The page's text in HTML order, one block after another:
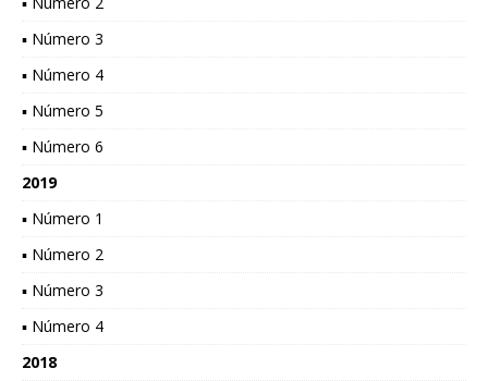
▪ Número 3
▪ Número 4
▪ Número 5
▪ Número 6
2019
▪ Número 1
▪ Número 2
▪ Número 3
▪ Número 4
2018